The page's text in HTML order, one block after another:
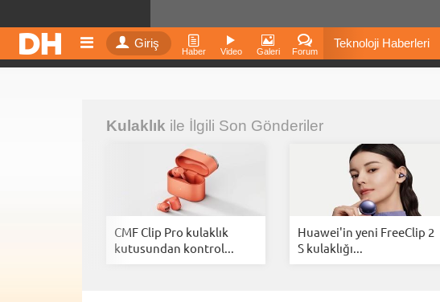
Giriş
Haber Video Galeri Forum
Teknoloji Haberleri
İnstagram Dondurma
Kulaklık ile İlgili Son Gönderiler
CMF Clip Pro kulaklık
kutusundan kontrol...
Huawei'in yeni FreeClip 2
S kulaklığı...